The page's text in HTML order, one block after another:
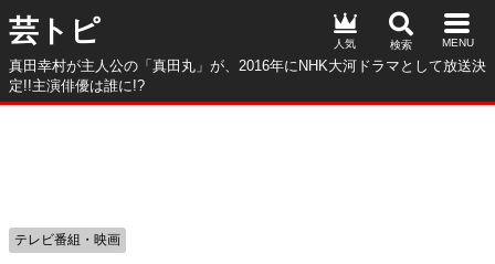
芸トピ
真田幸村が主人公の「真田丸」が、2016年にNHK大河ドラマとして放送決
定!!主演俳優は誰に!?
人気
テレビ番組・映画